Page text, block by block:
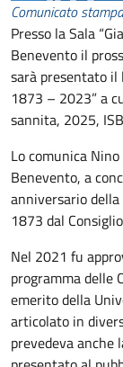
Comunicato
Presso la Sala
Benevento il
sarà presentato il
1873 – 2023” a
sannita, 2025,
Lo comunica
Benevento, a
anniversario
1873 dal
Nel 2021 fu
programma delle
emerito della
articolato in
prevedeva anche